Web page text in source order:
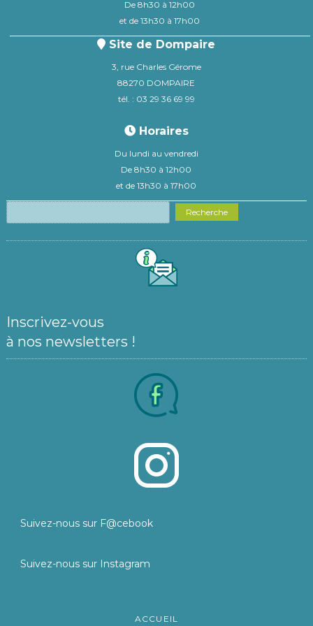
De 8h30 à 12h00
et de 13h30 à 17h00
Site de Dompaire
3, rue Charles Gérome
88270 DOMPAIRE
tél. : 03 29 36 69 99
Horaires
Du lundi au vendredi
De 8h30 à 12h00
et de 13h30 à 17h00
Recherche
Inscrivez-vous
à nos newsletters !
Suivez-nous sur F@cebook
Suivez-nous sur Instagram
ACCUEIL